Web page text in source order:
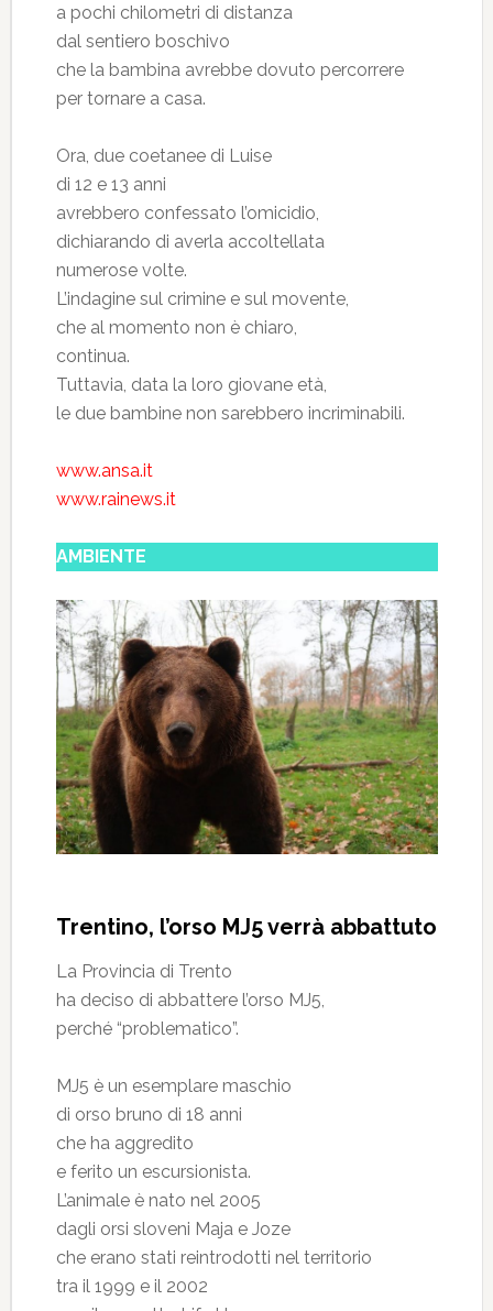
a pochi chilometri di distanza
dal sentiero boschivo
che la bambina avrebbe dovuto percorrere
per tornare a casa.
Ora, due coetanee di Luise
di 12 e 13 anni
avrebbero confessato l’omicidio,
dichiarando di averla accoltellata
numerose volte.
L’indagine sul crimine e sul movente,
che al momento non è chiaro,
continua.
Tuttavia, data la loro giovane età,
le due bambine non sarebbero incriminabili.
www.ansa.it
www.rainews.it
AMBIENTE
Trentino, l’orso MJ5 verrà abbattuto
La Provincia di Trento
ha deciso di abbattere l’orso MJ5,
perché “problematico”.
MJ5 è un esemplare maschio
di orso bruno di 18 anni
che ha aggredito
e ferito un escursionista.
L’animale è nato nel 2005
dagli orsi sloveni Maja e Joze
che erano stati reintrodotti nel territorio
tra il 1999 e il 2002